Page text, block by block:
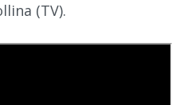
(TV).